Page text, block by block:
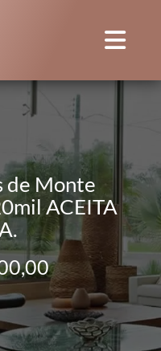
de Monte
ACEITA